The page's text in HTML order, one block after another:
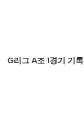
G리그 A조 1경기 기록